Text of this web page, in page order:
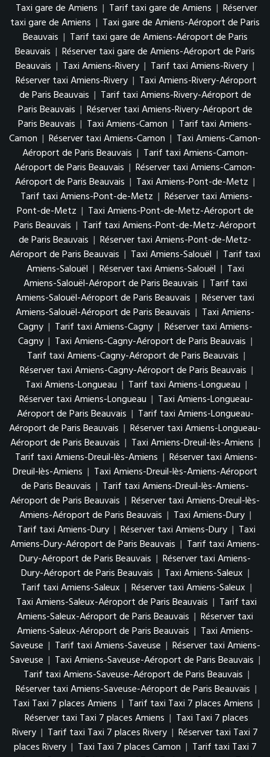
Taxi gare de Amiens | Tarif taxi gare de Amiens | Réserver
taxi gare de Amiens | Taxi gare de Amiens-Aéroport de Paris
Beauvais | Tarif taxi gare de Amiens-Aéroport de Paris
Beauvais | Réserver taxi gare de Amiens-Aéroport de Paris
Beauvais | Taxi Amiens-Rivery | Tarif taxi Amiens-Rivery |
Réserver taxi Amiens-Rivery | Taxi Amiens-Rivery-Aéroport
de Paris Beauvais | Tarif taxi Amiens-Rivery-Aéroport de
Paris Beauvais | Réserver taxi Amiens-Rivery-Aéroport de
Paris Beauvais | Taxi Amiens-Camon | Tarif taxi Amiens-
Camon | Réserver taxi Amiens-Camon | Taxi Amiens-Camon-
Aéroport de Paris Beauvais | Tarif taxi Amiens-Camon-
Aéroport de Paris Beauvais | Réserver taxi Amiens-Camon-
Aéroport de Paris Beauvais | Taxi Amiens-Pont-de-Metz |
Tarif taxi Amiens-Pont-de-Metz | Réserver taxi Amiens-
Pont-de-Metz | Taxi Amiens-Pont-de-Metz-Aéroport de
Paris Beauvais | Tarif taxi Amiens-Pont-de-Metz-Aéroport
de Paris Beauvais | Réserver taxi Amiens-Pont-de-Metz-
Aéroport de Paris Beauvais | Taxi Amiens-Salouël | Tarif taxi
Amiens-Salouël | Réserver taxi Amiens-Salouël | Taxi
Amiens-Salouël-Aéroport de Paris Beauvais | Tarif taxi
Amiens-Salouël-Aéroport de Paris Beauvais | Réserver taxi
Amiens-Salouël-Aéroport de Paris Beauvais | Taxi Amiens-
Cagny | Tarif taxi Amiens-Cagny | Réserver taxi Amiens-
Cagny | Taxi Amiens-Cagny-Aéroport de Paris Beauvais |
Tarif taxi Amiens-Cagny-Aéroport de Paris Beauvais |
Réserver taxi Amiens-Cagny-Aéroport de Paris Beauvais |
Taxi Amiens-Longueau | Tarif taxi Amiens-Longueau |
Réserver taxi Amiens-Longueau | Taxi Amiens-Longueau-
Aéroport de Paris Beauvais | Tarif taxi Amiens-Longueau-
Aéroport de Paris Beauvais | Réserver taxi Amiens-Longueau-
Aéroport de Paris Beauvais | Taxi Amiens-Dreuil-lès-Amiens |
Tarif taxi Amiens-Dreuil-lès-Amiens | Réserver taxi Amiens-
Dreuil-lès-Amiens | Taxi Amiens-Dreuil-lès-Amiens-Aéroport
de Paris Beauvais | Tarif taxi Amiens-Dreuil-lès-Amiens-
Aéroport de Paris Beauvais | Réserver taxi Amiens-Dreuil-lès-
Amiens-Aéroport de Paris Beauvais | Taxi Amiens-Dury |
Tarif taxi Amiens-Dury | Réserver taxi Amiens-Dury | Taxi
Amiens-Dury-Aéroport de Paris Beauvais | Tarif taxi Amiens-
Dury-Aéroport de Paris Beauvais | Réserver taxi Amiens-
Dury-Aéroport de Paris Beauvais | Taxi Amiens-Saleux |
Tarif taxi Amiens-Saleux | Réserver taxi Amiens-Saleux |
Taxi Amiens-Saleux-Aéroport de Paris Beauvais | Tarif taxi
Amiens-Saleux-Aéroport de Paris Beauvais | Réserver taxi
Amiens-Saleux-Aéroport de Paris Beauvais | Taxi Amiens-
Saveuse | Tarif taxi Amiens-Saveuse | Réserver taxi Amiens-
Saveuse | Taxi Amiens-Saveuse-Aéroport de Paris Beauvais |
Tarif taxi Amiens-Saveuse-Aéroport de Paris Beauvais |
Réserver taxi Amiens-Saveuse-Aéroport de Paris Beauvais |
Taxi Taxi 7 places Amiens | Tarif taxi Taxi 7 places Amiens |
Réserver taxi Taxi 7 places Amiens | Taxi Taxi 7 places
Rivery | Tarif taxi Taxi 7 places Rivery | Réserver taxi Taxi 7
places Rivery | Taxi Taxi 7 places Camon | Tarif taxi Taxi 7